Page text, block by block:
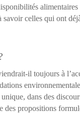
celles qui ont
il toujours à
dans des
des propositions